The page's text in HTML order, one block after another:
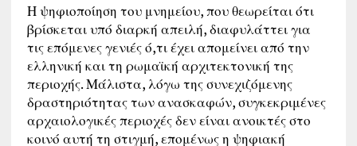
Η ψηφιοποίηση του μνημείου, που θεωρείται ότι
βρίσκεται υπό διαρκή απειλή, διαφυλάττει για
τις επόμενες γενιές ό,τι έχει απομείνει από την
ελληνική και τη ρωμαϊκή αρχιτεκτονική της
περιοχής. Μάλιστα, λόγω της συνεχιζόμενης
δραστηριότητας των ανασκαφών, συγκεκριμένες
αρχαιολογικές περιοχές δεν είναι ανοικτές στο
κοινό αυτή τη στιγμή, επομένως η ψηφιακή